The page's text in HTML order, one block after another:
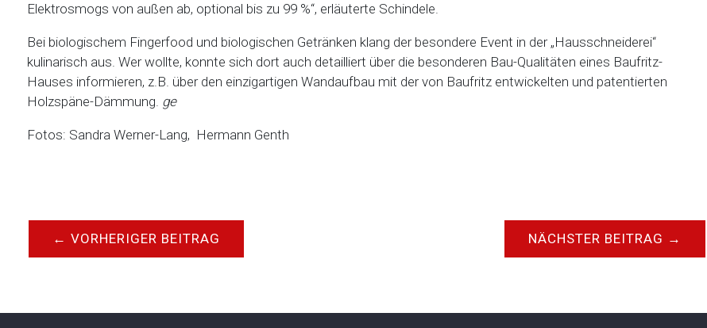
Elektrosmogs von außen ab, optional bis zu 99 %“, erläuterte Schindele.
Bei biologischem Fingerfood und biologischen Getränken klang der besondere Event in der „Hausschneiderei“
kulinarisch aus. Wer wollte, konnte sich dort auch detailliert über die besonderen Bau-Qualitäten eines Baufritz-
Hauses informieren, z.B. über den einzigartigen Wandaufbau mit der von Baufritz entwickelten und patentierten
Holzspäne-Dämmung. ge
Fotos: Sandra Werner-Lang, Hermann Genth
← VORHERIGER BEITRAG NÄCHSTER BEITRAG →